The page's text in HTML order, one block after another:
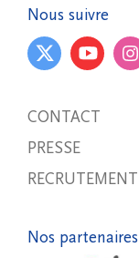
Nous suivre
CONTACT
PRESSE
RECRUTEMENT
Nos partenaires